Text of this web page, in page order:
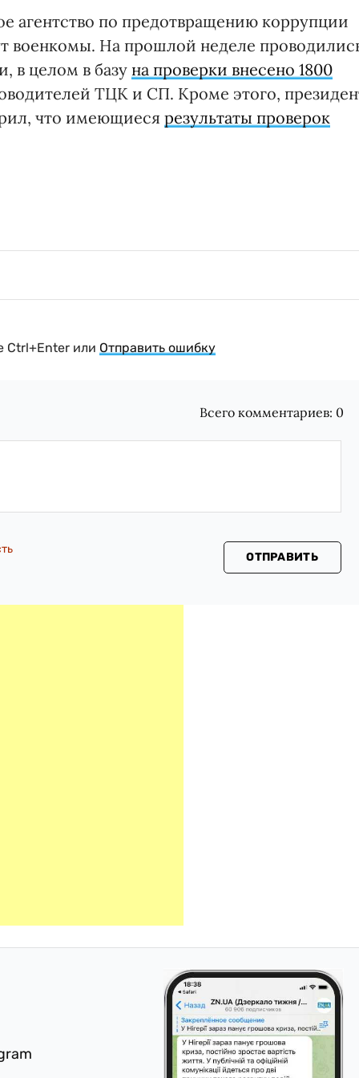
агентство по предотвращению коррупции
военкомы. На прошлой неделе
в целом в базу на проверки внесено 1800
ТЦК и СП. Кроме этого,
что имеющиеся результаты проверок
Ctrl+Enter или Отправить ошибку
Всего комментариев: 0
ОТПРАВИТЬ